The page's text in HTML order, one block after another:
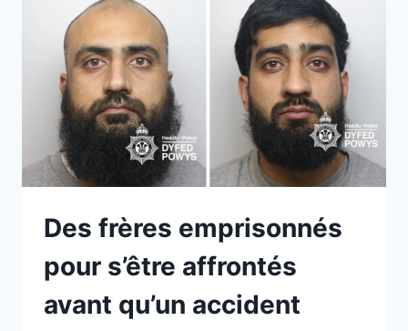
Des frères emprisonnés
pour s’être affrontés
avant qu’un accident